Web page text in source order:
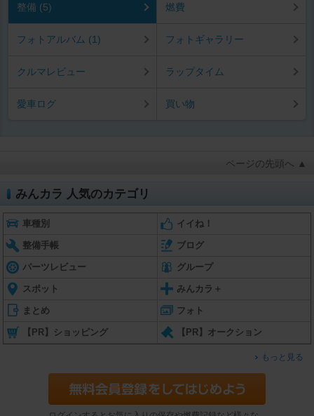
整備 (5) 燃費
フォトアルバム (1) フォトギャラリー
クルマレビュー ラップタイム
愛車ログ 買い物
ページの先頭へ ▲
みんカラ 人気のカテゴリ
車種別 イイね！
整備手帳 ブログ
パーツレビュー グループ
スポット みんカラ＋
まとめ フォト
【PR】ショッピング 【PR】オークション
もっと見る